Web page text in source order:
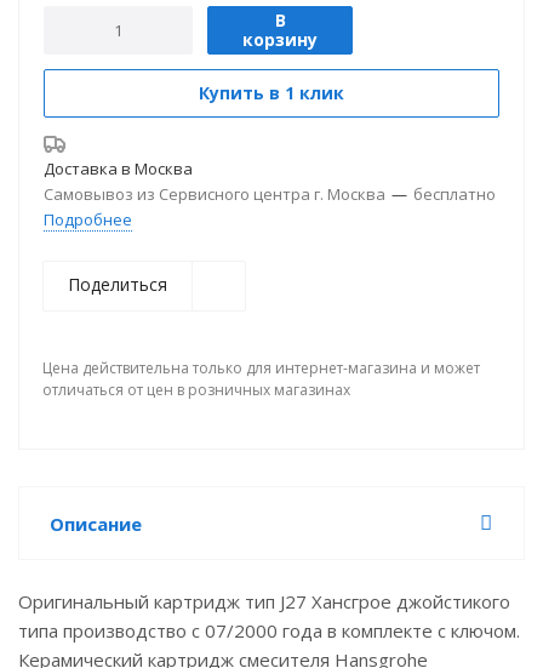
В
корзину
Купить в 1 клик
Доставка в Москва
Самовывоз из Сервисного центра г. Москва — бесплатно
Подробнее
Поделиться
Цена действительна только для интернет-магазина и может
отличаться от цен в розничных магазинах
Описание
Оригинальный картридж тип J27 Хансгрое джойстикого
типа производство с 07/2000 года в комплекте с ключом.
Керамический картридж смесителя Hansgrohe